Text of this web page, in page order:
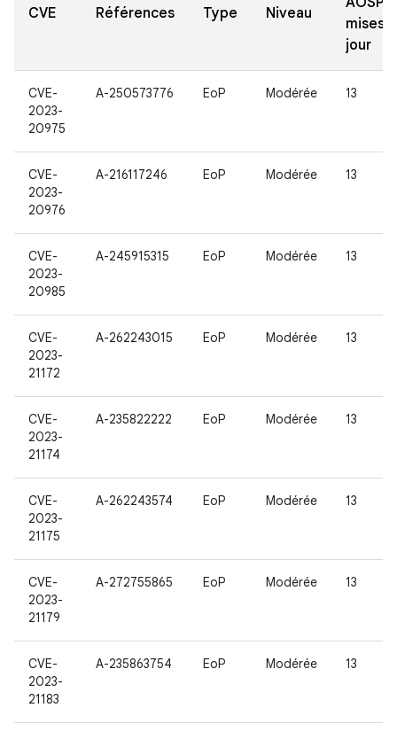
CVE Références Type Niveau
mises à
jour
CVE-
2023-
20975
A-250573776 EoP Modérée 13
CVE-
2023-
20976
A-216117246 EoP Modérée 13
CVE-
2023-
20985
A-245915315 EoP Modérée 13
CVE-
2023-
21172
A-262243015 EoP Modérée 13
CVE-
2023-
21174
A-235822222 EoP Modérée 13
CVE-
2023-
21175
A-262243574 EoP Modérée 13
CVE-
2023-
21179
A-272755865 EoP Modérée 13
CVE-
2023-
21183
A-235863754 EoP Modérée 13